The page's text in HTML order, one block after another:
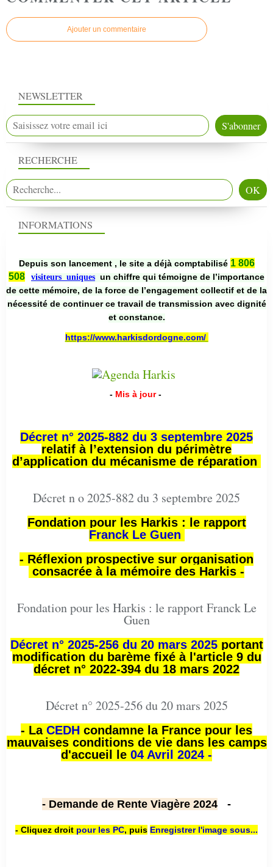
Ajouter un commentaire
NEWSLETTER
RECHERCHE
INFORMATIONS
Depuis son lancement , le site a déjà comptabilisé 1 806
508
visiteurs uniques un chiffre qui témoigne de l’importance
de cette mémoire, de la force de l’engagement collectif et de la
nécessité de continuer ce travail de transmission avec dignité
et constance.
https://www.harkisdordogne.com/
- Mis à jour -
Décret n° 2025-882 du 3 septembre 2025
relatif à l’extension du périmètre
d’application du mécanisme de réparation
Décret n o 2025-882 du 3 septembre 2025
Fondation pour les Harkis : le rapport
Franck Le Guen
- Réflexion prospective sur organisation
consacrée à la mémoire des Harkis -
Fondation pour les Harkis : le rapport Franck Le
Guen
Décret n° 2025-256 du 20 mars 2025portant
modification du barème fixé à l'article 9 du
décret n° 2022-394 du 18 mars 2022
Décret n° 2025-256 du 20 mars 2025
- La CEDH condamne la France pour les
mauvaises conditions de vie dans les camps
d'accueil le 04 Avril 2024 -
- Demande de Rente Viagère 2024 -
- Cliquez droit pour les PC, puis Enregistrer l'image sous...